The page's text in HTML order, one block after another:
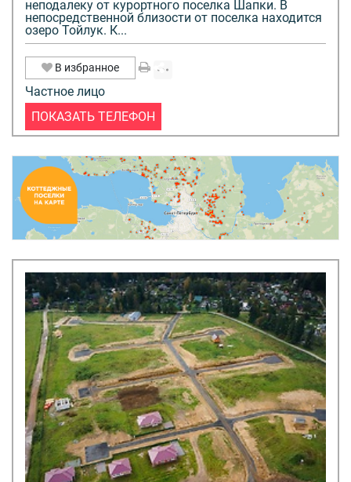
неподалеку от курортного поселка Шапки. В
непосредственной близости от поселка находится
озеро Тойлук. К...
В избранное
Частное лицо
ПОКАЗАТЬ ТЕЛЕФОН